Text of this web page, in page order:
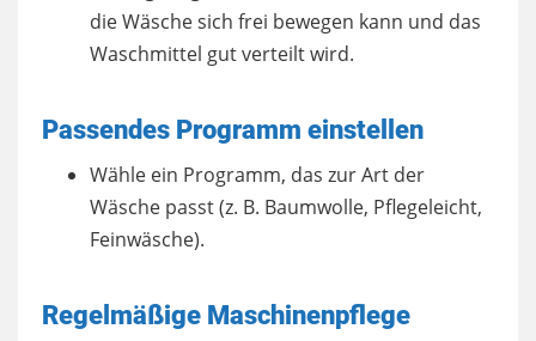
die Wäsche sich frei bewegen kann und das
Waschmittel gut verteilt wird.
Passendes Programm einstellen
Wähle ein Programm, das zur Art der
Wäsche passt (z. B. Baumwolle, Pflegeleicht,
Feinwäsche).
Regelmäßige Maschinenpflege